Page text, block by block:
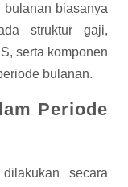
bulanan biasanya
struktur gaji,
serta komponen
bulanan.
Periode
secara